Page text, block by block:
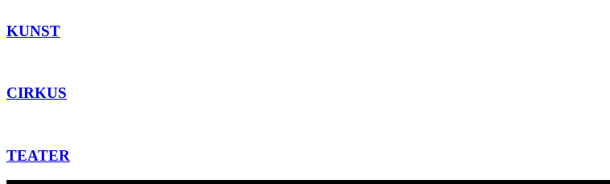
KUNST
CIRKUS
TEATER